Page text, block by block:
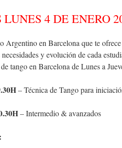
4 DE ENERO
Argentino en Barcelona que te
y evolución de cada
tango en Barcelona de Lunes a
– Técnica de Tango para
– Intermedio & avanzados